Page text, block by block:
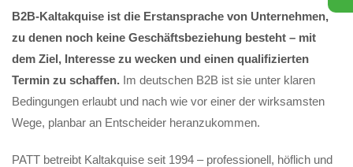
B2B-Kaltakquise ist die Erstansprache von Unternehmen,
zu denen noch keine Geschäftsbeziehung besteht – mit
dem Ziel, Interesse zu wecken und einen qualifizierten
Termin zu schaffen. Im deutschen B2B ist sie unter klaren
Bedingungen erlaubt und nach wie vor einer der wirksamsten
Wege, planbar an Entscheider heranzukommen.
PATT betreibt Kaltakquise seit 1994 – professionell, höflich und